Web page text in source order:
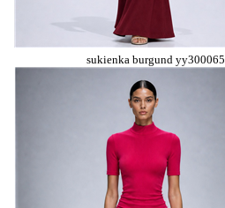
sukienka burgund yy300065